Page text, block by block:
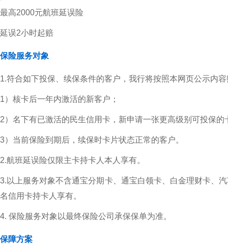
最高2000元航班延误险
延误2小时起赔
保险服务对象
1.符合如下投保、续保条件的客户，我行将按照本网页公示内
1）核卡后一年内激活的新客户；
2）名下有已激活的民生信用卡，新申请一张更高级别可投保
3）当前保险到期后，续保时卡片状态正常的客户。
2.航班延误险仅限主卡持卡人本人享有。
3.以上服务对象不含通宝分期卡、通宝白领卡、白金理财卡、
名信用卡持卡人享有。
4. 保险服务对象以最终保险公司承保保单为准。
保障方案